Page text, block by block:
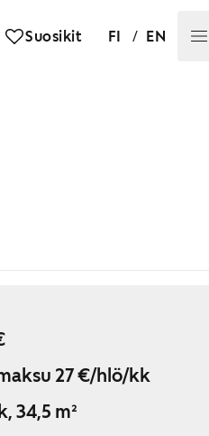
Suosikit FI / EN
27 €/hlö/kk
34,5 m²